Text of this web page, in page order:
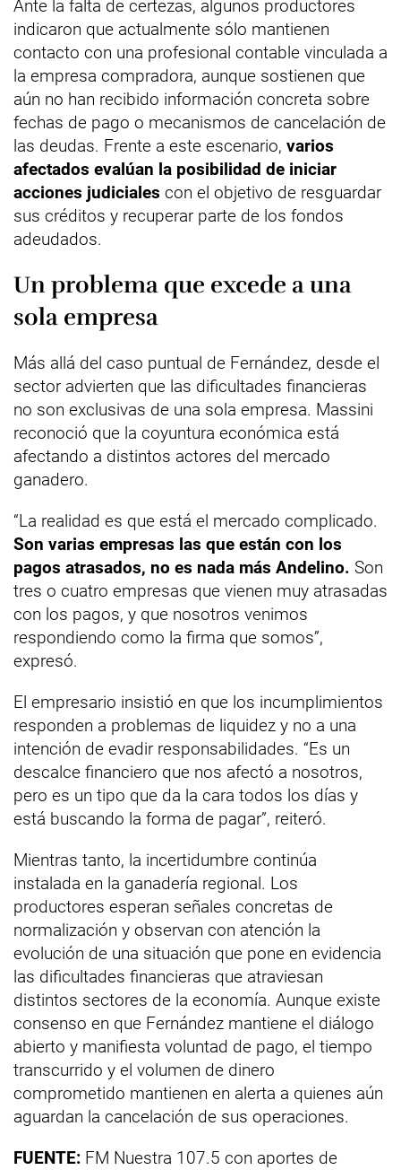
Ante la falta de certezas, algunos productores
indicaron que actualmente sólo mantienen
contacto con una profesional contable vinculada a
la empresa compradora, aunque sostienen que
aún no han recibido información concreta sobre
fechas de pago o mecanismos de cancelación de
las deudas. Frente a este escenario, varios
afectados evalúan la posibilidad de iniciar
acciones judiciales con el objetivo de resguardar
sus créditos y recuperar parte de los fondos
adeudados.
Un problema que excede a una
sola empresa
Más allá del caso puntual de Fernández, desde el
sector advierten que las dificultades financieras
no son exclusivas de una sola empresa. Massini
reconoció que la coyuntura económica está
afectando a distintos actores del mercado
ganadero.
“La realidad es que está el mercado complicado.
Son varias empresas las que están con los
pagos atrasados, no es nada más Andelino. Son
tres o cuatro empresas que vienen muy atrasadas
con los pagos, y que nosotros venimos
respondiendo como la firma que somos”,
expresó.
El empresario insistió en que los incumplimientos
responden a problemas de liquidez y no a una
intención de evadir responsabilidades. “Es un
descalce financiero que nos afectó a nosotros,
pero es un tipo que da la cara todos los días y
está buscando la forma de pagar”, reiteró.
Mientras tanto, la incertidumbre continúa
instalada en la ganadería regional. Los
productores esperan señales concretas de
normalización y observan con atención la
evolución de una situación que pone en evidencia
las dificultades financieras que atraviesan
distintos sectores de la economía. Aunque existe
consenso en que Fernández mantiene el diálogo
abierto y manifiesta voluntad de pago, el tiempo
transcurrido y el volumen de dinero
comprometido mantienen en alerta a quienes aún
aguardan la cancelación de sus operaciones.
FUENTE: FM Nuestra 107.5 con aportes de